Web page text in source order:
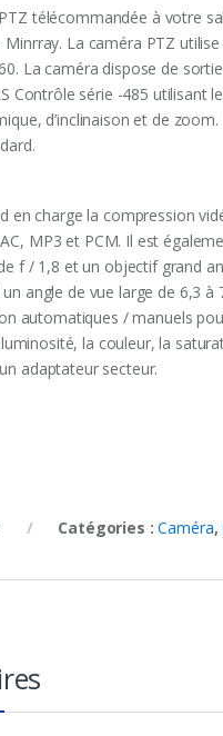
télécommandée à votre
La caméra PTZ
La caméra dispose de
Contrôle série -485 utilisant
d’inclinaison et de
en charge la compression
MP3 et PCM. Il est
f / 1,8 et un objectif grand
angle de vue large de 6,3 à
automatiques / manuels
la couleur, la
adaptateur secteur.
Catégories :Caméra,